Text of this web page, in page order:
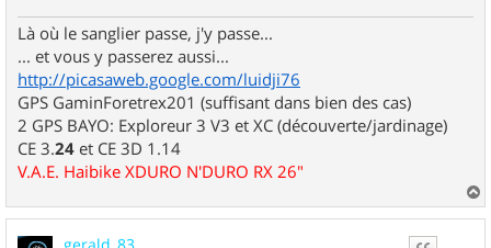
Là où le sanglier passe, j'y passe...
... et vous y passerez aussi...
http://picasaweb.google.com/luidji76
GPS GaminForetrex201 (suffisant dans bien des cas)
2 GPS BAYO: Exploreur 3 V3 et XC (découverte/jardinage)
CE 3.24 et CE 3D 1.14
V.A.E. Haibike XDURO N'DURO RX 26"
a
u
gerald_83